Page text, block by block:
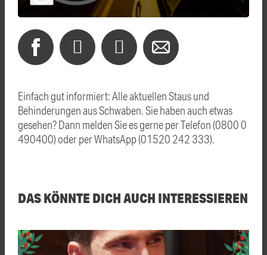
Einfach gut informiert: Alle aktuellen Staus und
Behinderungen aus Schwaben. Sie haben auch etwas
gesehen? Dann melden Sie es gerne per Telefon (0800 0
490400) oder per WhatsApp (01520 242 333).
DAS KÖNNTE DICH AUCH INTERESSIEREN